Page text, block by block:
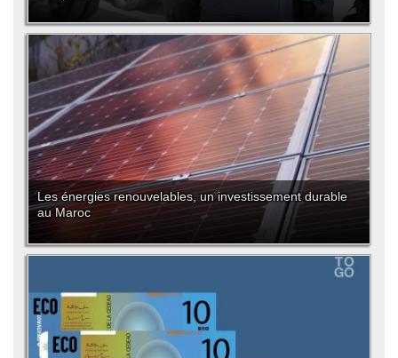
Les énergies renouvelables, un investissement durable
au Maroc